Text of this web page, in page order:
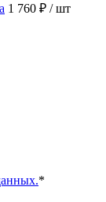
1 760 ₽ / шт
*